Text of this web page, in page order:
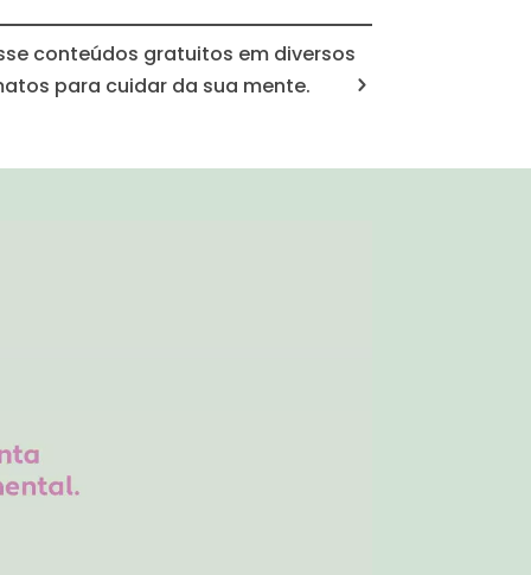
conteúdos gratuitos em diversos
para cuidar da sua mente.